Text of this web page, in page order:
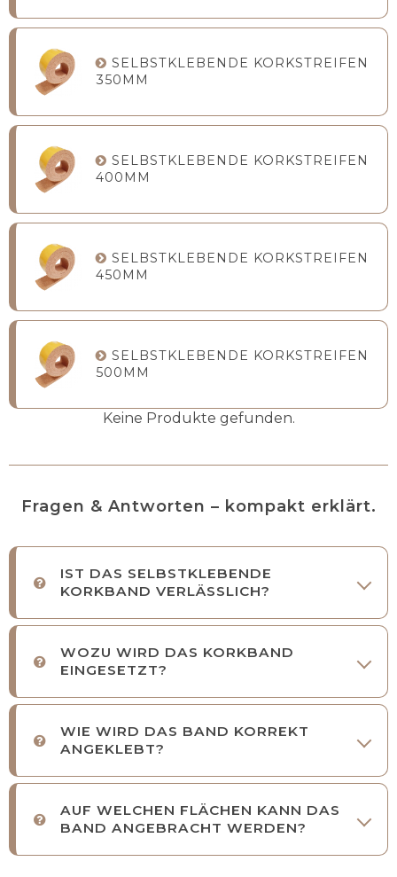
SELBSTKLEBENDE KORKSTREIFEN
350MM
SELBSTKLEBENDE KORKSTREIFEN
400MM
SELBSTKLEBENDE KORKSTREIFEN
450MM
SELBSTKLEBENDE KORKSTREIFEN
500MM
Keine Produkte gefunden.
Fragen & Antworten – kompakt erklärt.
IST DAS SELBSTKLEBENDE
KORKBAND VERLÄSSLICH?
WOZU WIRD DAS KORKBAND
EINGESETZT?
WIE WIRD DAS BAND KORREKT
ANGEKLEBT?
AUF WELCHEN FLÄCHEN KANN DAS
BAND ANGEBRACHT WERDEN?